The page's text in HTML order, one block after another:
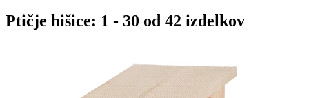
Ptičje hišice: 1 - 30 od 42 izdelkov